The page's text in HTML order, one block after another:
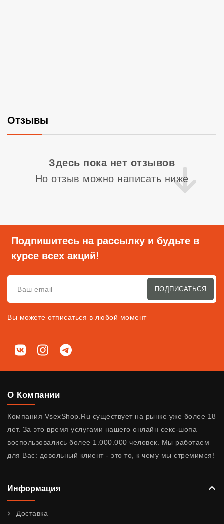
Отзывы
Здесь пока нет отзывов
Но отзыв можно написать ниже
Подпишитесь на рассылку и будьте в
курсе всех акций!
ПОДПИСАТЬСЯ
Вы можете отписаться в любой момент
Мы в соц. сетях
ВКонтактеInstagramTelegram
О Компании
Компания VsexShop.Ru существует на рынке уже более 18
лет. За это время услугами нашего онлайн секс-шопа
воспользовались более 1.000.000 человек. Мы работаем
для Вас: довольный клиент - это то, к чему мы стремимся!
Информация
Доставка